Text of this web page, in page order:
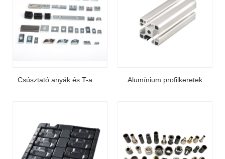
Alumínium profilkeretek